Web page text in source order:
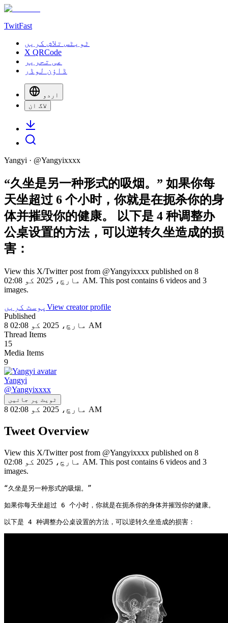
TwitFast
ٹویٹس تلاش کریں
X QRCode
عی تحریر
ڈاؤن لوڈر
اردو
لاگ ان
Yangyi · @Yangyixxxx
“久坐是另一种形式的吸烟。” 如果你每
天坐超过 6 个小时，你就是在扼杀你的身
体并摧毁你的健康。 以下是 4 种调整办
公桌设置的方法，可以逆转久坐造成的损
害：
View this X/Twitter post from @Yangyixxxx published on 8
مارچ، 2025 کو 02:08 AM. This post contains 6 videos and 3
images.
پوسٹ کریں View creator profile
Published
8 مارچ، 2025 کو 02:08 AM
Thread Items
15
Media Items
9
Yangyi
@Yangyixxxx
ٹویٹ پر جائیں
8 مارچ، 2025 کو 02:08 AM
Tweet Overview
View this X/Twitter post from @Yangyixxxx published on 8
مارچ، 2025 کو 02:08 AM. This post contains 6 videos and 3
images.
“久坐是另一种形式的吸烟。”
如果你每天坐超过 6 个小时，你就是在扼杀你的身体并摧毁你的健康。
以下是 4 种调整办公桌设置的方法，可以逆转久坐造成的损害：